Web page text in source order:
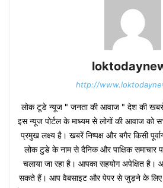
http://
लोक टूडे न्यूज " जनता की आवाज " देश की खबरों
इस न्यूज पोर्टल के माध्यम से लोगों की आवाज को
प्रमुख लक्ष्य है। खबरें निष्पक्ष और बगैर किसी
लोक टुडे के नाम से दैनिक और पाक्षिक समाचार
चलाया जा रहा है। आपका सहयोग अपेक्षित है।
सकते हैं। आप वैबसाइट और पेपर से जुड़ने के लिए